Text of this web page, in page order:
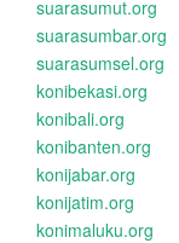
suarasumut.org
suarasumbar.org
suarasumsel.org
konibekasi.org
konibali.org
konibanten.org
konijabar.org
konijatim.org
konimaluku.org